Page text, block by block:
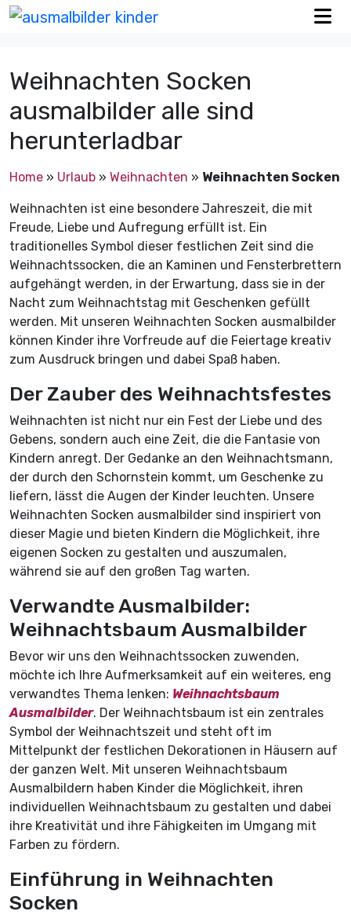
Weihnachten Socken
ausmalbilder alle sind
herunterladbar
Home » Urlaub » Weihnachten » Weihnachten Socken
Weihnachten ist eine besondere Jahreszeit, die mit
Freude, Liebe und Aufregung erfüllt ist. Ein
traditionelles Symbol dieser festlichen Zeit sind die
Weihnachtssocken, die an Kaminen und Fensterbrettern
aufgehängt werden, in der Erwartung, dass sie in der
Nacht zum Weihnachtstag mit Geschenken gefüllt
werden. Mit unseren Weihnachten Socken ausmalbilder
können Kinder ihre Vorfreude auf die Feiertage kreativ
zum Ausdruck bringen und dabei Spaß haben.
Der Zauber des Weihnachtsfestes
Weihnachten ist nicht nur ein Fest der Liebe und des
Gebens, sondern auch eine Zeit, die die Fantasie von
Kindern anregt. Der Gedanke an den Weihnachtsmann,
der durch den Schornstein kommt, um Geschenke zu
liefern, lässt die Augen der Kinder leuchten. Unsere
Weihnachten Socken ausmalbilder sind inspiriert von
dieser Magie und bieten Kindern die Möglichkeit, ihre
eigenen Socken zu gestalten und auszumalen,
während sie auf den großen Tag warten.
Verwandte Ausmalbilder:
Weihnachtsbaum Ausmalbilder
Bevor wir uns den Weihnachtssocken zuwenden,
möchte ich Ihre Aufmerksamkeit auf ein weiteres, eng
verwandtes Thema lenken: Weihnachtsbaum
Ausmalbilder. Der Weihnachtsbaum ist ein zentrales
Symbol der Weihnachtszeit und steht oft im
Mittelpunkt der festlichen Dekorationen in Häusern auf
der ganzen Welt. Mit unseren Weihnachtsbaum
Ausmalbildern haben Kinder die Möglichkeit, ihren
individuellen Weihnachtsbaum zu gestalten und dabei
ihre Kreativität und ihre Fähigkeiten im Umgang mit
Farben zu fördern.
Einführung in Weihnachten
Socken